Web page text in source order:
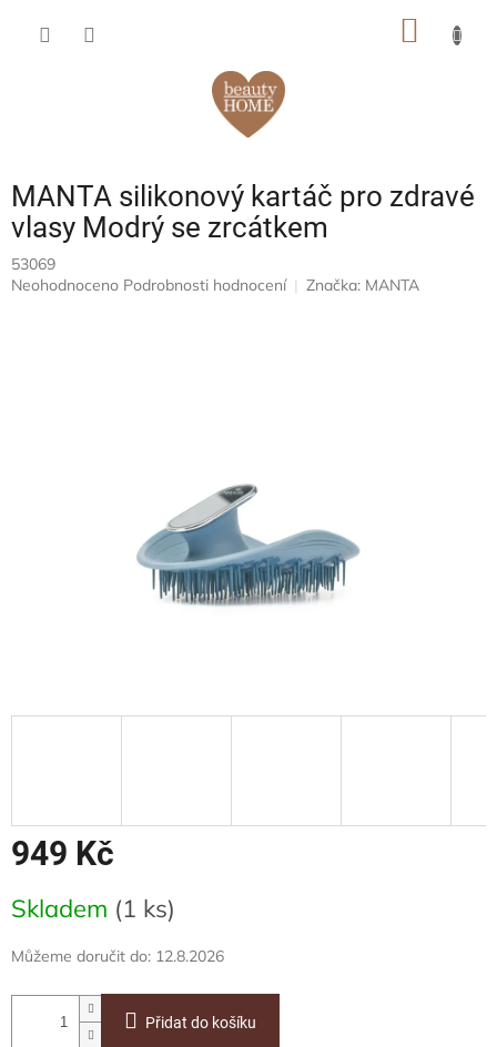
MANTA silikonový kartáč pro zdravé
vlasy Modrý se zrcátkem
53069
Průměrné
Neohodnoceno Podrobnosti hodnocení Značka: MANTA
949 Kč
cena:
Skladem (1 ks)
Můžeme doručit do: 12.8.2026
Přidat do košíku